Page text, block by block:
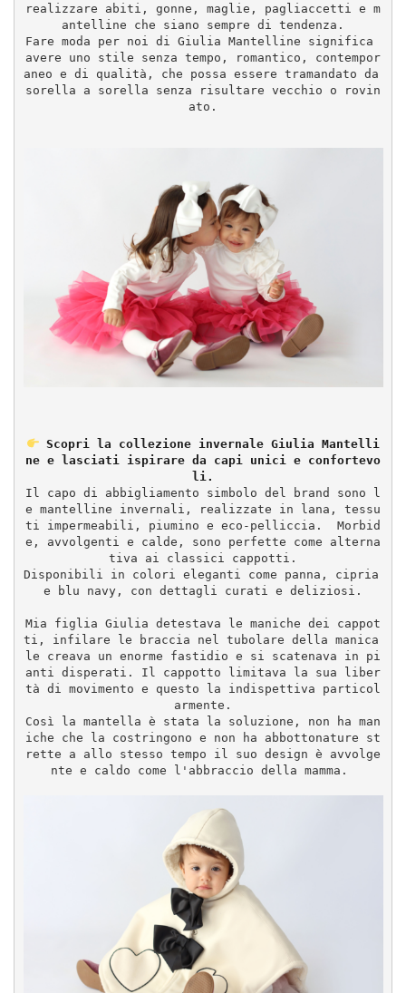
realizzare abiti, gonne, maglie, pagliaccetti e m
antelline che siano sempre di tendenza.
Fare moda per noi di Giulia Mantelline significa
avere uno stile senza tempo, romantico, contempor
aneo e di qualità, che possa essere tramandato da
sorella a sorella senza risultare vecchio o rovin
ato.
Scopri la collezione invernale Giulia Mantelli
ne e lasciati ispirare da capi unici e confortevo
li.
Il capo di abbigliamento simbolo del brand sono l
e mantelline invernali, realizzate in lana, tessu
ti impermeabili, piumino e eco-pelliccia.  Morbid
e, avvolgenti e calde, sono perfette come alterna
tiva ai classici cappotti.
Disponibili in colori eleganti come panna, cipria
e blu navy, con dettagli curati e deliziosi.
Mia figlia Giulia detestava le maniche dei cappot
ti, infilare le braccia nel tubolare della manica
le creava un enorme fastidio e si scatenava in pi
anti disperati. Il cappotto limitava la sua liber
tà di movimento e questo la indispettiva particol
armente.
Così la mantella è stata la soluzione, non ha man
iche che la costringono e non ha abbottonature st
rette a allo stesso tempo il suo design è avvolge
nte e caldo come l'abbraccio della mamma.